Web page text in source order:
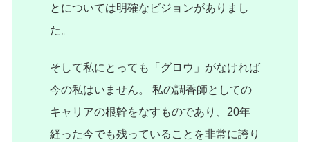
とについては明確なビジョンがありまし
た。
そして私にとっても「グロウ」がなければ
今の私はいません。 私の調香師としての
キャリアの根幹をなすものであり、20年
経った今でも残っていることを非常に誇り